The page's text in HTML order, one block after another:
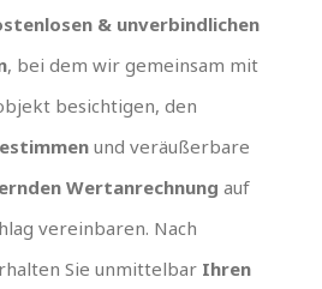
& unverbindlichen
, bei dem wir gemeinsam mit
besichtigen, den
und veräußerbare
Wertanrechnung auf
vereinbaren. Nach
Sie unmittelbar Ihren